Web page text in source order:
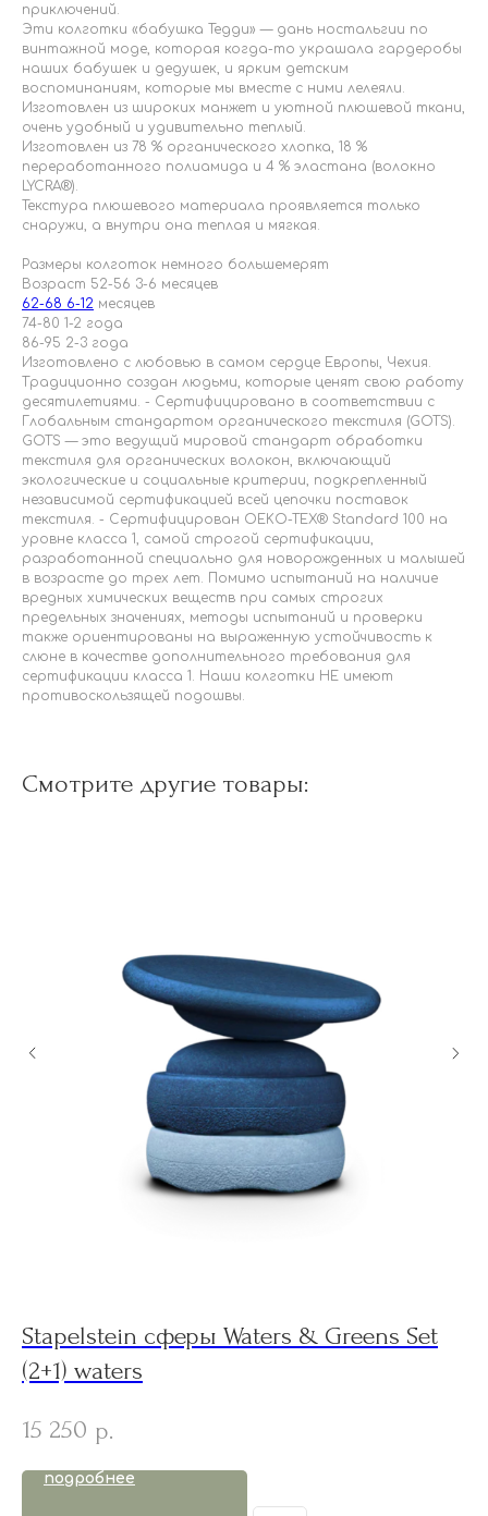
приключений.
Эти колготки «бабушка Тедди» — дань ностальгии по
винтажной моде, которая когда-то украшала гардеробы
наших бабушек и дедушек, и ярким детским
воспоминаниям, которые мы вместе с ними лелеяли.
Изготовлен из широких манжет и уютной плюшевой ткани,
очень удобный и удивительно теплый.
Изготовлен из 78 % органического хлопка, 18 %
переработанного полиамида и 4 % эластана (волокно
LYCRA®).
Текстура плюшевого материала проявляется только
снаружи, а внутри она теплая и мягкая.
Размеры колготок немного большемерят
Возраст 52-56 3-6 месяцев
62-68 6-12 месяцев
74-80 1-2 года
86-95 2-3 года
Изготовлено с любовью в самом сердце Европы, Чехия.
Традиционно создан людьми, которые ценят свою работу
десятилетиями. - Сертифицировано в соответствии с
Глобальным стандартом органического текстиля (GOTS).
GOTS — это ведущий мировой стандарт обработки
текстиля для органических волокон, включающий
экологические и социальные критерии, подкрепленный
независимой сертификацией всей цепочки поставок
текстиля. - Сертифицирован OEKO-TEX® Standard 100 на
уровне класса 1, самой строгой сертификации,
разработанной специально для новорожденных и малышей
в возрасте до трех лет. Помимо испытаний на наличие
вредных химических веществ при самых строгих
предельных значениях, методы испытаний и проверки
также ориентированы на выраженную устойчивость к
слюне в качестве дополнительного требования для
сертификации класса 1. Наши колготки НЕ имеют
противоскользящей подошвы.
Смотрите другие товары:
Stapelstein сферы Waters & Greens Set
(2+1) waters
15 250 р.
подробнее